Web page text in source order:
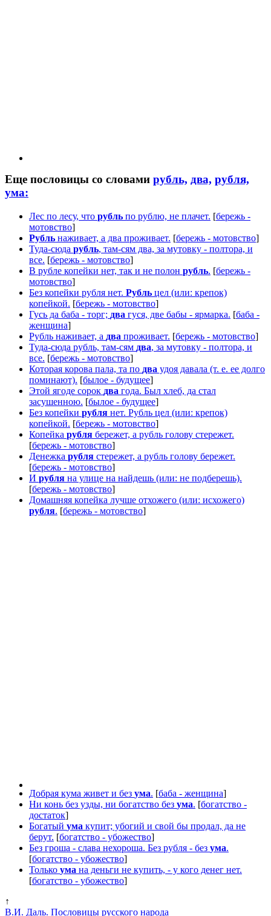
Еще пословицы со словами рубль, два, рубля,
ума:
Лес по лесу, что рубль по рублю, не плачет. [бережь -
мотовство]
Рубль наживает, а два проживает. [бережь - мотовство]
Туда-сюда рубль, там-сям два, за мутовку - полтора, и
все. [бережь - мотовство]
В рубле копейки нет, так и не полон рубль. [бережь -
мотовство]
Без копейки рубля нет. Рубль цел (или: крепок)
копейкой. [бережь - мотовство]
Гусь да баба - торг; два гуся, две бабы - ярмарка. [баба -
женщина]
Рубль наживает, а два проживает. [бережь - мотовство]
Туда-сюда рубль, там-сям два, за мутовку - полтора, и
все. [бережь - мотовство]
Которая корова пала, та по два удоя давала (т. е. ее долго
поминают). [былое - будущее]
Этой ягоде сорок два года. Был хлеб, да стал
засушенною. [былое - будущее]
Без копейки рубля нет. Рубль цел (или: крепок)
копейкой. [бережь - мотовство]
Копейка рубля бережет, а рубль голову стережет.
[бережь - мотовство]
Денежка рубля стережет, а рубль голову бережет.
[бережь - мотовство]
И рубля на улице на найдешь (или: не подберешь).
[бережь - мотовство]
Домашняя копейка лучше отхожего (или: исхожего)
рубля. [бережь - мотовство]
Добрая кума живет и без ума. [баба - женщина]
Ни конь без узды, ни богатство без ума. [богатство -
достаток]
Богатый ума купит; убогий и свой бы продал, да не
берут. [богатство - убожество]
Без гроша - слава нехороша. Без рубля - без ума.
[богатство - убожество]
Только ума на деньги не купить, - у кого денег нет.
[богатство - убожество]
↑
В.И. Даль. Пословицы русского народа